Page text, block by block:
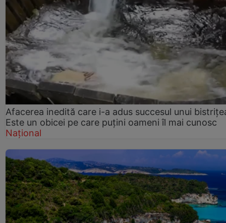
Afacerea inedită care i-a adus succesul unui
Este un obicei pe care puțini oameni îl mai cunosc
Național